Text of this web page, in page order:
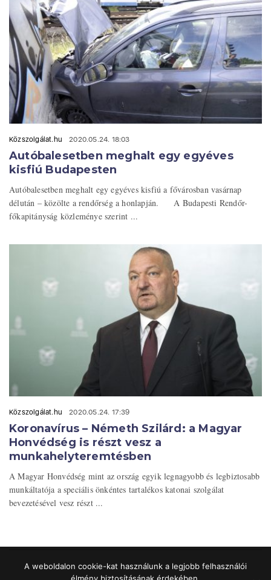
Közszolgálat.hu 2020.05.24. 18:03
Autóbalesetben meghalt egy egyéves
kisfiú Budapesten
Autóbalesetben meghalt egy egyéves kisfiú a fővárosban vasárnap
délután – közölte a rendőrség a honlapján. A Budapesti Rendőr-
főkapitányság közleménye szerint ...
Közszolgálat.hu 2020.05.24. 17:39
Koronavírus – Németh Szilárd: a Magyar
Honvédség is részt vesz a
munkahelyteremtésben
A Magyar Honvédség mint az ország egyik legnagyobb és legbiztosabb
munkáltatója a speciális önkéntes tartalékos katonai szolgálat
bevezetésével vesz részt ...
A weboldalon cookie-kat használunk a legjobb felhasználói
élmény biztosításának érdekében.